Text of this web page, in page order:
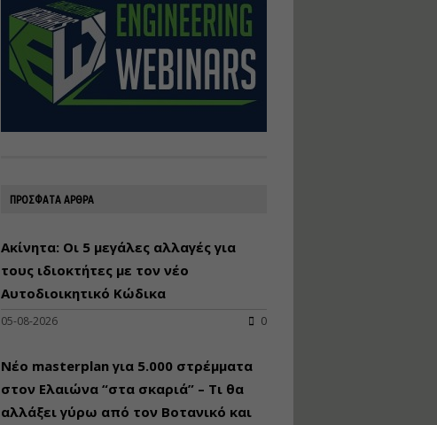
ΠΡΟΣΦΑΤΑ ΑΡΘΡΑ
Ακίνητα: Οι 5 μεγάλες αλλαγές για
τους ιδιοκτήτες με τον νέο
Αυτοδιοικητικό Κώδικα
05-08-2026 0
Νέο masterplan για 5.000 στρέμματα
στον Ελαιώνα “στα σκαριά” – Τι θα
αλλάξει γύρω από τον Βοτανικό και
Διάρκεια: 16 ώρες
Αρχιτεκτονικός
Σχεδιασμός με το
Rhinoceros
Τιμή από: €230.00
Διάρκεια: 14 ώρες